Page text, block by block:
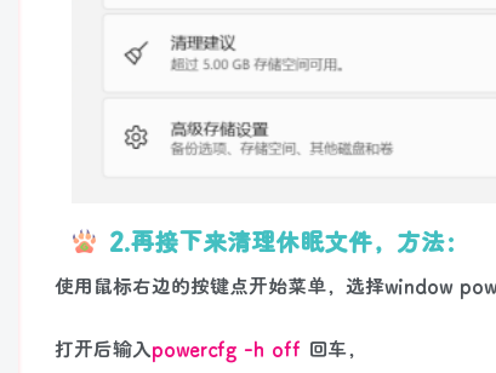
2.再接下来清理休眠文件，方法：
使用鼠标右边的按键点开始菜单，选择window
打开后输入powercfg -h off 回车，